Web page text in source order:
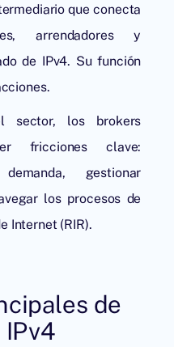
que conecta
arrendadores y
de IPv4. Su función
sector, los brokers
fricciones clave:
gestionar
los procesos de
Internet (RIR).
de